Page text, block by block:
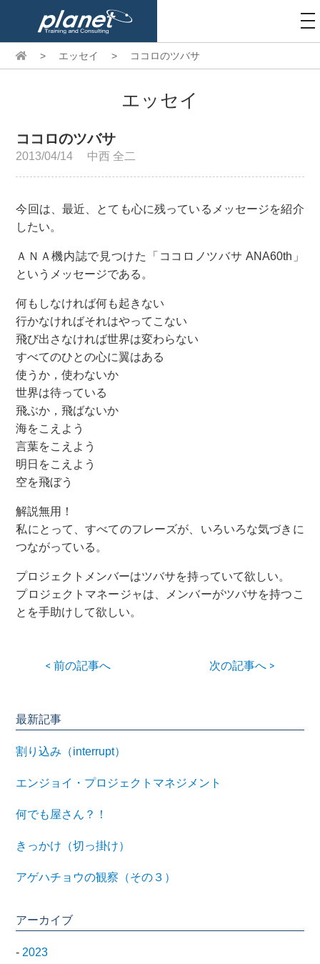
>
エッセイ > ココロのツバサ
エッセイ
ココロのツバサ
2013/04/14 中西 全二
今回は、最近、とても心に残っているメッセージを紹介
したい。
ＡＮＡ機内誌で見つけた「ココロノツバサ ANA60th」
というメッセージである。
何もしなければ何も起きない
行かなければそれはやってこない
飛び出さなければ世界は変わらない
すべてのひとの心に翼はある
使うか，使わないか
世界は待っている
飛ぶか，飛ばないか
海をこえよう
言葉をこえよう
明日をこえよう
空を飛ぼう
解説無用！
私にとって、すべてのフレーズが、いろいろな気づきに
つながっている。
プロジェクトメンバーはツバサを持っていて欲しい。
プロジェクトマネージャは、メンバーがツバサを持つこ
とを手助けして欲しい。
< 前の記事へ 次の記事へ >
最新記事
割り込み（interrupt）
エンジョイ・プロジェクトマネジメント
何でも屋さん？！
きっかけ（切っ掛け）
アゲハチョウの観察（その３）
アーカイブ
- 2023